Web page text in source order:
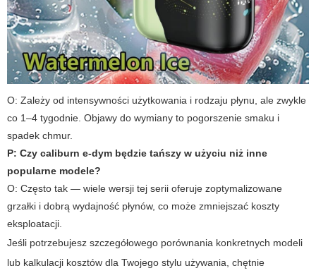
O: Zależy od intensywności użytkowania i rodzaju płynu, ale zwykle
co 1–4 tygodnie. Objawy do wymiany to pogorszenie smaku i
spadek chmur.
P: Czy caliburn e-dym będzie tańszy w użyciu niż inne
popularne modele?
O: Często tak — wiele wersji tej serii oferuje zoptymalizowane
grzałki i dobrą wydajność płynów, co może zmniejszać koszty
eksploatacji.
Jeśli potrzebujesz szczegółowego porównania konkretnych modeli
lub kalkulacji kosztów dla Twojego stylu używania, chętnie